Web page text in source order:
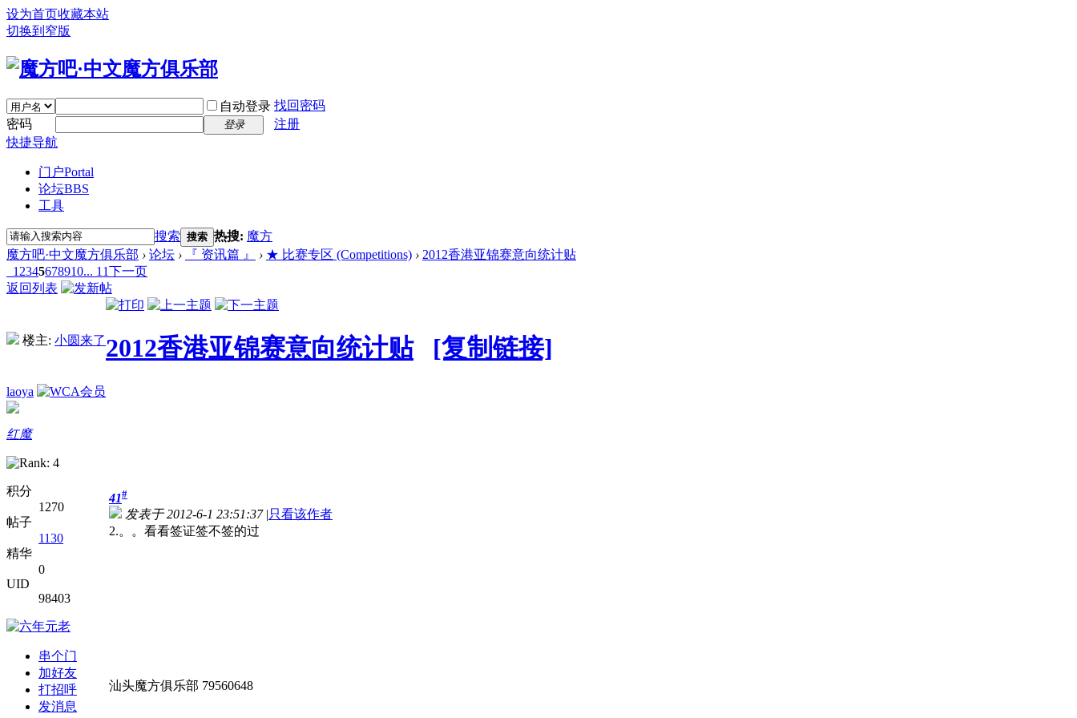
设为首页收藏本站
切换到窄版
自动登录 找回密码
密码
登录
注册
快捷导航
门户Portal
论坛BBS
工具
搜索 搜索 热搜: 魔方
魔方吧·中文魔方俱乐部 › 论坛 › 『 资讯篇 』 › ★ 比赛专区 (Competitions) › 2012香港亚锦赛意向统计贴
1 2345678910... 11下一页
返回列表
楼主: 小圆来了2012香港亚锦赛意向统计贴 [复制链接]
laoya
红魔
积分
1270
帖子
1130
精华
0
UID
98403
串个门
加好友
打招呼
发消息
41#
发表于 2012-6-1 23:51:37 |只看该作者
2.。。看看签证签不签的过
汕头魔方俱乐部 79560648